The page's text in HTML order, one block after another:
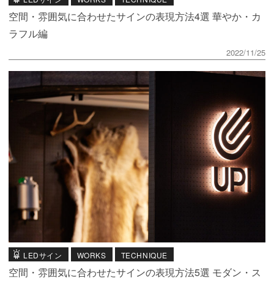
空間・雰囲気に合わせたサインの表現方法4選 華やか・カ
ラフル編
2022/11/25
LEDサイン WORKS TECHNIQUE
空間・雰囲気に合わせたサインの表現方法5選 モダン・ス